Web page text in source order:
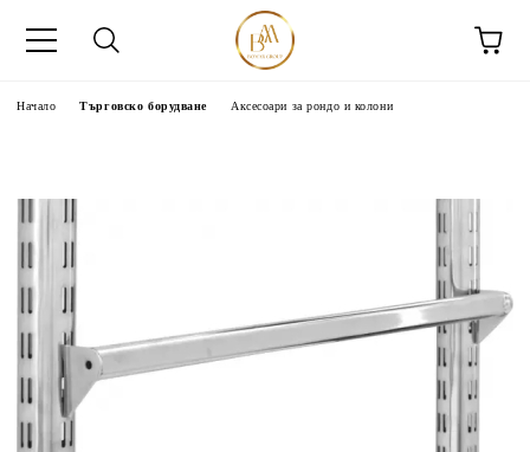
Начало Търговско борудване Аксесоари за рондо и колони